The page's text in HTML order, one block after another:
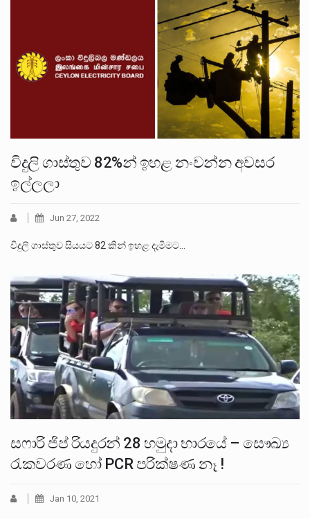
විදුලි ගාස්තුව 82%න් ඉහළ නංවන්න අවසර
ඉල්ලලා
Jun 27, 2022
විදුලි ගාස්තුව සියයට 82 කින් ඉහළ දැමීමට…
සෆාරි ජිප් රියදුරන් 28 හමුදා භාරයේ – සෞඛ්‍ය
රැකවරණ හෝ PCR පරික්ෂණ නෑ !
Jan 10, 2021